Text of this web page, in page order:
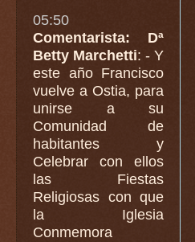
05:50
Comentarista: Dª
Betty Marchetti: - Y
este año Francisco
vuelve a Ostia, para
unirse a su
Comunidad de
habitantes y
Celebrar con ellos
las Fiestas
Religiosas con que
la Iglesia
Conmemora